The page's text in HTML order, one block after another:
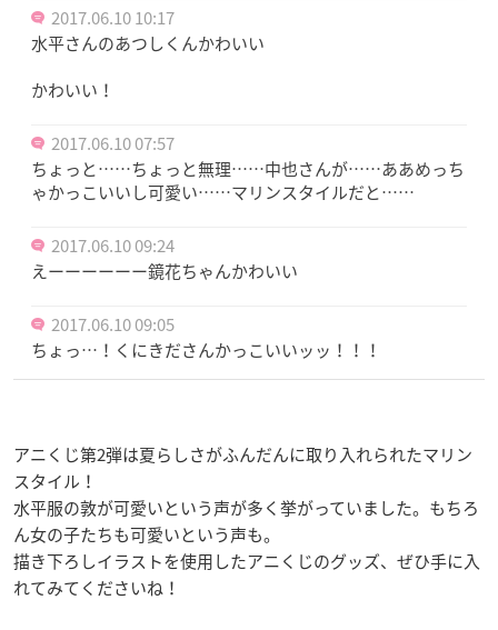
2017.06.10 10:17
水平さんのあつしくんかわいい
かわいい！
2017.06.10 07:57
ちょっと……ちょっと無理……中也さんが……ああめっち
ゃかっこいいし可愛い……マリンスタイルだと……
2017.06.10 09:24
えーーーーーー鏡花ちゃんかわいい
2017.06.10 09:05
ちょっ…！くにきださんかっこいいッッ！！！
アニくじ第2弾は夏らしさがふんだんに取り入れられたマリン
スタイル！
水平服の敦が可愛いという声が多く挙がっていました。もちろ
ん女の子たちも可愛いという声も。
描き下ろしイラストを使用したアニくじのグッズ、ぜひ手に入
れてみてくださいね！